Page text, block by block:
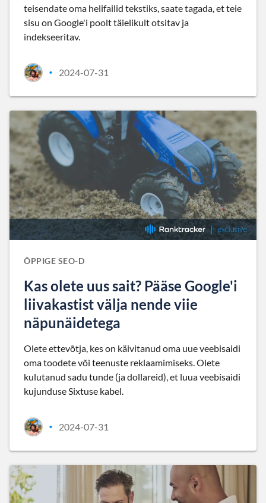
teisendate oma helifailid tekstiks, saate tagada, et teie
sisu on Google'i poolt täielikult otsitav ja
indekseeritav.
• 2024-07-31
ÕPPIGE SEO-D
Kas olete uus sait? Pääse Google'i
liivakastist välja nende viie
näpunäidetega
Olete ettevõtja, kes on käivitanud oma uue veebisaidi
oma toodete või teenuste reklaamimiseks. Olete
kulutanud sadu tunde (ja dollareid), et luua veebisaidi
kujunduse Sixtuse kabel.
• 2024-07-31